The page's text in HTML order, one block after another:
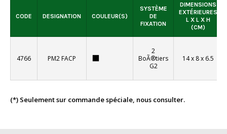
CODE DESIGNATION COULEUR(S)
SYSTÈME
DE
FIXATION
DIMENSIONS
EXTÉRIEURES
L X L X H
(CM)
4766 PM2 FACP
2
BoÃ®tiers
G2
14 x 8 x 6.5
(*) Seulement sur commande spéciale, nous consulter.